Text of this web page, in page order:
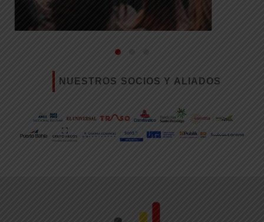
NUESTROS SOCIOS Y ALIADOS